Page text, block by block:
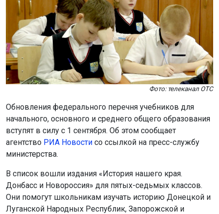
Фото: телеканал ОТС
Обновления федерального перечня учебников для
начального, основного и среднего общего образования
вступят в силу с 1 сентября. Об этом сообщает
агентство РИА Новости со ссылкой на пресс-службу
министерства.
В список вошли издания «История нашего края.
Донбасс и Новороссия» для пятых-седьмых классов.
Они помогут школьникам изучать историю Донецкой и
Луганской Народных Республик, Запорожской и